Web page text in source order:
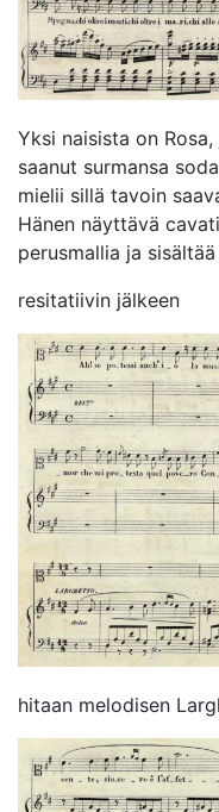
Yksi naisista on
saanut surmansa
mielii sillä tavoin
Hänen näyttävä
perusmallia ja sisältää
resitatiivin jälkeen
hitaan melodisen